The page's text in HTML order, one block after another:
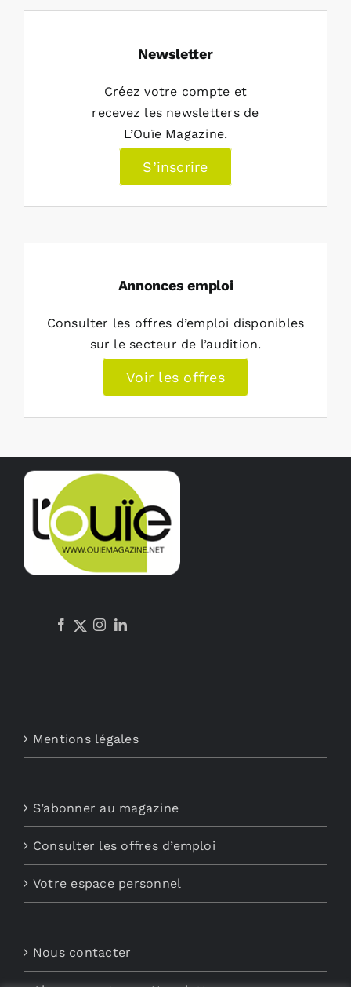
Newsletter
Créez votre compte et
recevez les newsletters de
L’Ouïe Magazine.
S’inscrire
Annonces emploi
Consulter les offres d’emploi disponibles
sur le secteur de l’audition.
Voir les offres
Mentions légales
S’abonner au magazine
Consulter les offres d’emploi
Votre espace personnel
Nous contacter
Abonnements aux Newsletters